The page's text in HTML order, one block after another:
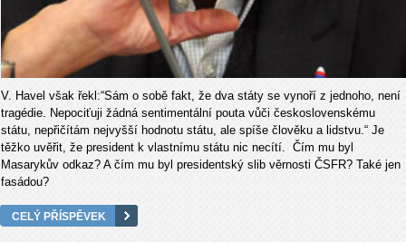
V. Havel však řekl:“Sám o sobě fakt, že dva státy se vynoří z jednoho, není
tragédie. Nepociťuji žádná sentimentální pouta vůči československému
státu, nepřičítám nejvyšší hodnotu státu, ale spíše člověku a lidstvu.“ Je
těžko uvěřit, že president k vlastnímu státu nic necítí. Čím mu byl
Masarykův odkaz? A čím mu byl presidentský slib věrnosti ČSFR? Také jen
fasádou?
CELÝ PŘÍSPĚVEK